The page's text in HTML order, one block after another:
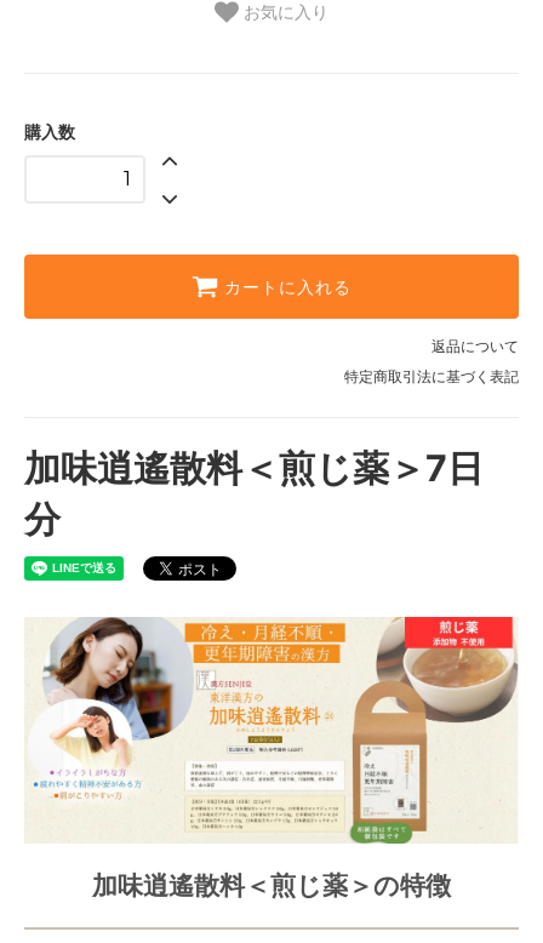
お気に入り
購入数
カートに入れる
返品について
特定商取引法に基づく表記
加味逍遙散料＜煎じ薬＞7日
分
加味逍遙散料＜煎じ薬＞の特徴